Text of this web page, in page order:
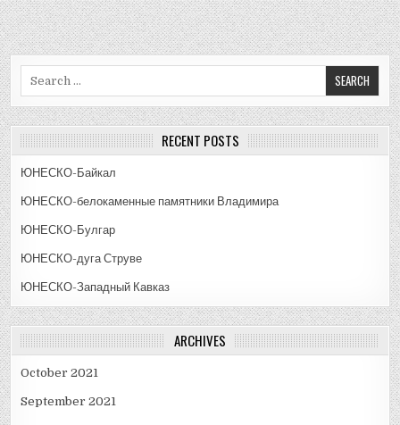
RECENT POSTS
ЮНЕСКО-Байкал
ЮНЕСКО-белокаменные памятники Владимира
ЮНЕСКО-Булгар
ЮНЕСКО-дуга Струве
ЮНЕСКО-Западный Кавказ
ARCHIVES
October 2021
September 2021